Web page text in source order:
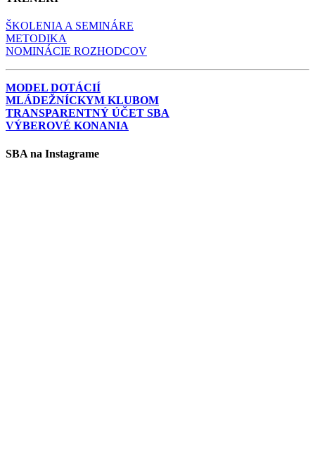
ŠKOLENIA A SEMINÁRE
METODIKA
NOMINÁCIE ROZHODCOV
MODEL DOTÁCIÍ
MLÁDEŽNÍCKYM KLUBOM
TRANSPARENTNÝ ÚČET SBA
VÝBEROVÉ KONANIA
SBA na Instagrame